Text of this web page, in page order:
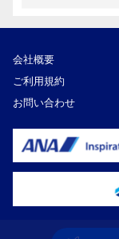
会社概要
ご利用規約
お問い合わせ